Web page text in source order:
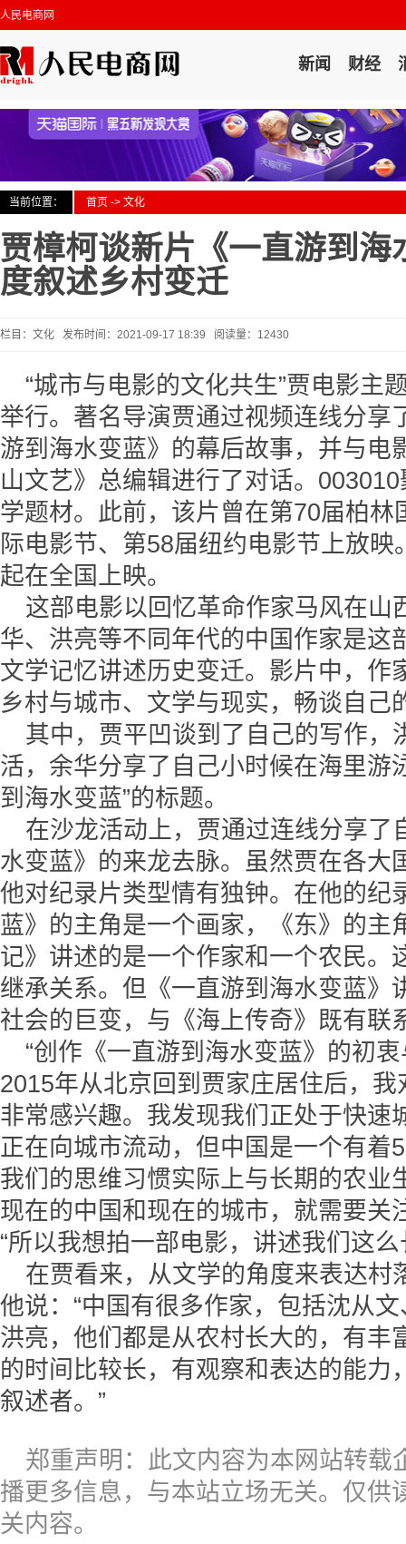
人民电商网
新闻 财经
当前位置： 首页 -> 文化
贾樟柯谈新片《一直游到海
度叙述乡村变迁
栏目：文化 发布时间：2021-09-17 18:39 阅读量：12430
“城市与电影的文化共生”贾电影主
举行。著名导演贾通过视频连线分享
游到海水变蓝》的幕后故事，并与电
山文艺》总编辑进行了对话。
学题材。此前，该片曾在第70届柏
际电影节、第58届纽约电影节上放
起在全国上映。
这部电影以回忆革命作家马风在山
华、洪亮等不同年代的中国作家是这
文学记忆讲述历史变迁。影片中，作
乡村与城市、文学与现实，畅谈自己
其中，贾平凹谈到了自己的写作，
活，余华分享了自己小时候在海里游
到海水变蓝”的标题。
在沙龙活动上，贾通过连线分享了
水变蓝》的来龙去脉。虽然贾在各大
他对纪录片类型情有独钟。在他的纪
蓝》的主角是一个画家，《东》的主
记》讲述的是一个作家和一个农民。
继承关系。但《一直游到海水变蓝》
社会的巨变，与《海上传奇》既有联
“创作《一直游到海水变蓝》的初
2015年从北京回到贾家庄居住后，
非常感兴趣。我发现我们正处于快速
正在向城市流动，但中国是一个有着
我们的思维习惯实际上与长期的农业
现在的中国和现在的城市，就需要关
“所以我想拍一部电影，讲述我们这
在贾看来，从文学的角度来表达村
他说：“中国有很多作家，包括沈从
洪亮，他们都是从农村长大的，有丰
的时间比较长，有观察和表达的能力
叙述者。”
郑重声明：此文内容为本网站转载
播更多信息，与本站立场无关。仅供
关内容。